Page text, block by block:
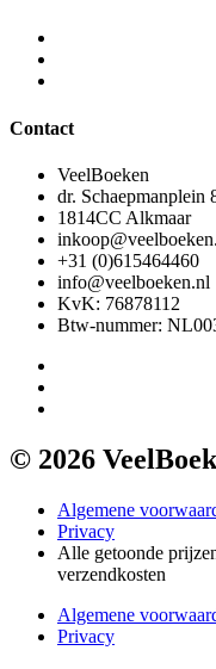
Contact
VeelBoeken
dr. Schaepmanplein
1814CC Alkmaar
+31 (0)615464460
info@veelboeken.nl
KvK: 76878112
Btw-nummer:
© 2026
Algemene
Privacy
Alle getoonde
verzendkosten
Algemene
Privacy